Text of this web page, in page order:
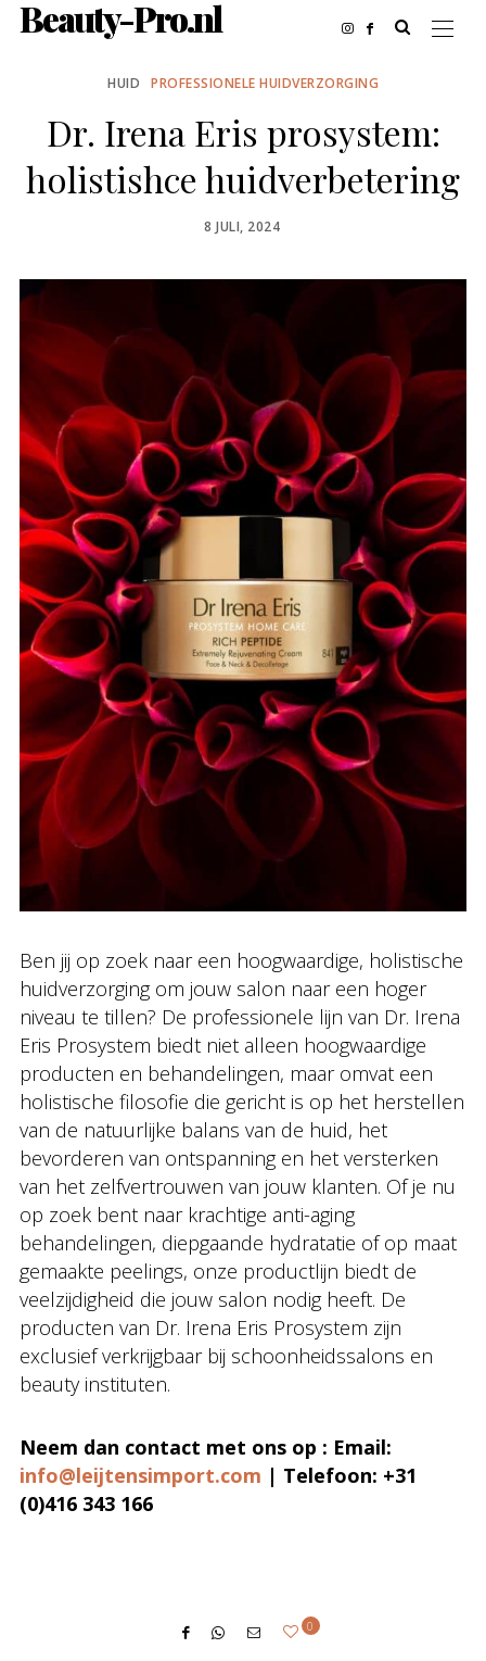
Beauty-Pro.nl
HUID PROFESSIONELE HUIDVERZORGING
Dr. Irena Eris prosystem:
holistishce huidverbetering
POSTED
8 JULI, 2024
Ben jij op zoek naar een hoogwaardige, holistische
huidverzorging om jouw salon naar een hoger
niveau te tillen? De professionele lijn van Dr. Irena
Eris Prosystem biedt niet alleen hoogwaardige
producten en behandelingen, maar omvat een
holistische filosofie die gericht is op het herstellen
van de natuurlijke balans van de huid, het
bevorderen van ontspanning en het versterken
van het zelfvertrouwen van jouw klanten. Of je nu
op zoek bent naar krachtige anti-aging
behandelingen, diepgaande hydratatie of op maat
gemaakte peelings, onze productlijn biedt de
veelzijdigheid die jouw salon nodig heeft. De
producten van Dr. Irena Eris Prosystem zijn
exclusief verkrijgbaar bij schoonheidssalons en
beauty instituten.
Neem dan contact met ons op : Email:
info@leijtensimport.com | Telefoon: +31
(0)416 343 166
0